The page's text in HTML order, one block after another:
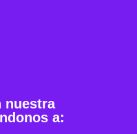
nuestra
a: